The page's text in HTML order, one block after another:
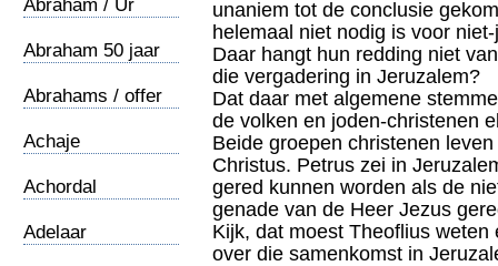
Abraham / Ur
Abraham 50 jaar
Abrahams / offer
Achaje
Achordal
Adelaar
unaniem tot de conclusie
helemaal niet nodig is voor
Daar hangt hun redding niet
die vergadering in Jeruzalem?
Dat daar met algemene
de volken en joden-christenen
Beide groepen christenen
Christus. Petrus zei in
gered kunnen worden als de
genade van de Heer Jezus
Kijk, dat moest Theoflius
over die samenkomst in